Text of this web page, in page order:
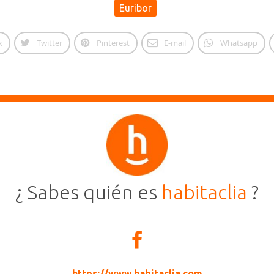
Euribor
Twitter Pinterest E-mail Whatsapp
¿ Sabes quién es habitaclia ?